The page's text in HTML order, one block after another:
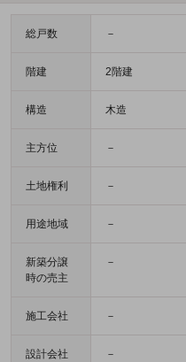
総戸数 －
階建 2階建
構造 木造
主方位 －
土地権利 －
用途地域 －
新築分譲
時の売主
－
施工会社 －
設計会社 －